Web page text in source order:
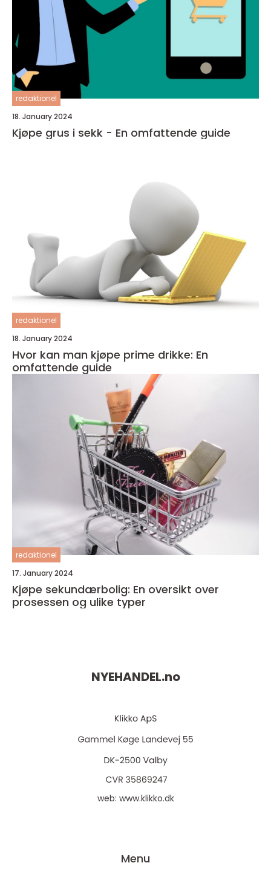
redaktionel
18. January 2024
Kjøpe grus i sekk - En omfattende guide
redaktionel
18. January 2024
Hvor kan man kjøpe prime drikke: En
omfattende guide
redaktionel
17. January 2024
Kjøpe sekundærbolig: En oversikt over
prosessen og ulike typer
NYEHANDEL.no
web: www.klikko.dk
Menu